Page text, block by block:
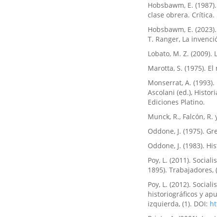
Hobsbawm, E.
clase obrera. Crítica.
Hobsbawm, E.
T. Ranger, La
Lobato, M. Z. (2009).
Marotta, S. (1975).
Monserrat, A.
Ascolani (ed.),
Ediciones Platino.
Munck, R., Falcón,
Oddone, J. (1975).
Oddone, J. (1983).
Poy, L. (2011).
1895). Trabajadores,
Poy, L. (2012).
historiográficos y
izquierda, (1). DOI: